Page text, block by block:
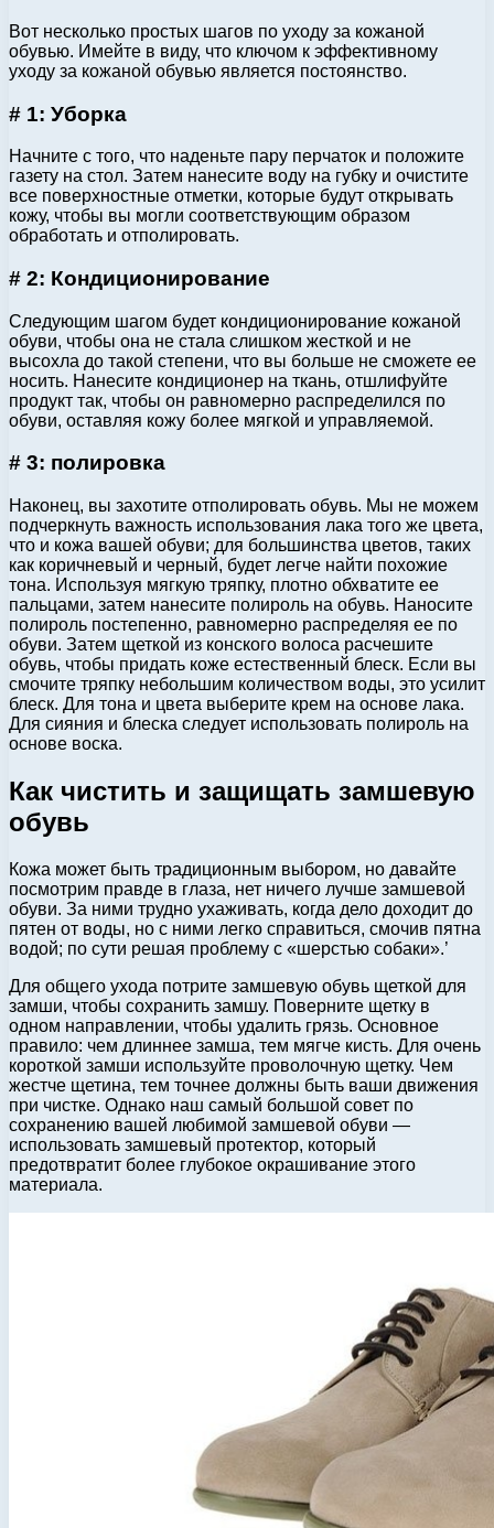
Вот несколько простых шагов по уходу за кожаной
обувью. Имейте в виду, что ключом к эффективному
уходу за кожаной обувью является постоянство.
# 1: Уборка
Начните с того, что наденьте пару перчаток и положите
газету на стол. Затем нанесите воду на губку и очистите
все поверхностные отметки, которые будут открывать
кожу, чтобы вы могли соответствующим образом
обработать и отполировать.
# 2: Кондиционирование
Следующим шагом будет кондиционирование кожаной
обуви, чтобы она не стала слишком жесткой и не
высохла до такой степени, что вы больше не сможете ее
носить. Нанесите кондиционер на ткань, отшлифуйте
продукт так, чтобы он равномерно распределился по
обуви, оставляя кожу более мягкой и управляемой.
# 3: полировка
Наконец, вы захотите отполировать обувь. Мы не можем
подчеркнуть важность использования лака того же цвета,
что и кожа вашей обуви; для большинства цветов, таких
как коричневый и черный, будет легче найти похожие
тона. Используя мягкую тряпку, плотно обхватите ее
пальцами, затем нанесите полироль на обувь. Наносите
полироль постепенно, равномерно распределяя ее по
обуви. Затем щеткой из конского волоса расчешите
обувь, чтобы придать коже естественный блеск. Если вы
смочите тряпку небольшим количеством воды, это усилит
блеск. Для тона и цвета выберите крем на основе лака.
Для сияния и блеска следует использовать полироль на
основе воска.
Как чистить и защищать замшевую
обувь
Кожа может быть традиционным выбором, но давайте
посмотрим правде в глаза, нет ничего лучше замшевой
обуви. За ними трудно ухаживать, когда дело доходит до
пятен от воды, но с ними легко справиться, смочив пятна
водой; по сути решая проблему с «шерстью собаки».’
Для общего ухода потрите замшевую обувь щеткой для
замши, чтобы сохранить замшу. Поверните щетку в
одном направлении, чтобы удалить грязь. Основное
правило: чем длиннее замша, тем мягче кисть. Для очень
короткой замши используйте проволочную щетку. Чем
жестче щетина, тем точнее должны быть ваши движения
при чистке. Однако наш самый большой совет по
сохранению вашей любимой замшевой обуви —
использовать замшевый протектор, который
предотвратит более глубокое окрашивание этого
материала.